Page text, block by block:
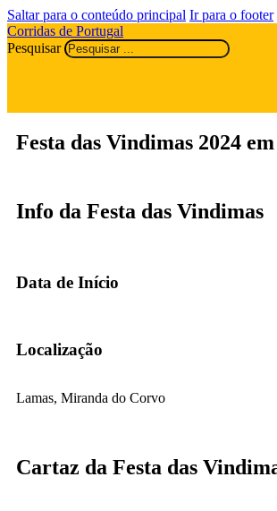
Saltar para o conteúdo principal Ir para o footer
Corridas de Portugal
Pesquisar
Festa das Vindimas 2024
Info da Festa das Vindimas
Data de Início
Localização
Lamas, Miranda do Corvo
Cartaz da Festa das